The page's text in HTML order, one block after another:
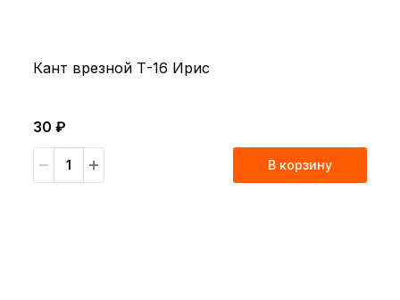
Кант врезной Т-16 Ирис
30 ₽
В корзину